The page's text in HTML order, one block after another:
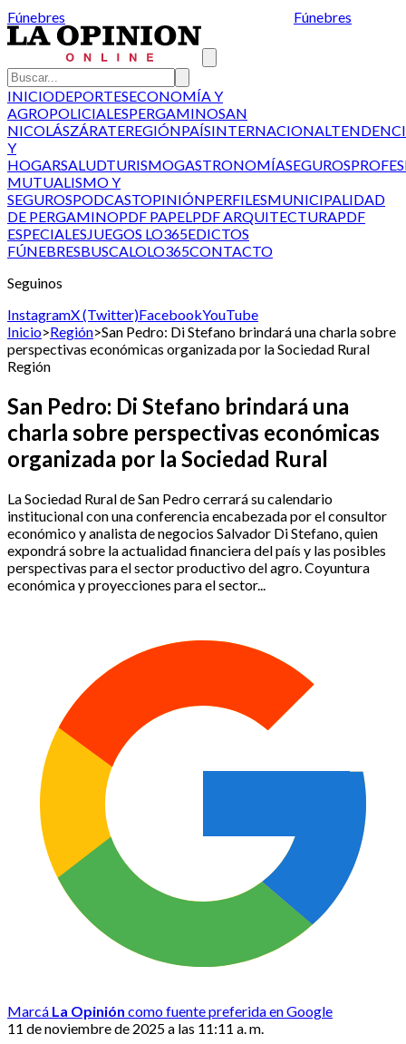
Fúnebres Fúnebres
INICIODEPORTESECONOMÍA Y
AGROPOLICIALESPERGAMINOSAN
NICOLÁSZÁRATEREGIÓNPAÍSINTERNACIONAL
Y
HOGARSALUDTURISMOGASTRONOMÍASEGUROS
MUTUALISMO Y
SEGUROSPODCASTOPINIÓNPERFILESMUNICIPALIDAD
DE PERGAMINOPDF PAPELPDF ARQUITECTURAPDF
ESPECIALESJUEGOS LO365EDICTOS
FÚNEBRESBUSCALOLO365CONTACTO
Seguinos
InstagramX (Twitter)FacebookYouTube
Inicio>Región>San Pedro: Di Stefano brindará una charla sobre
perspectivas económicas organizada por la Sociedad Rural
Región
San Pedro: Di Stefano brindará una
charla sobre perspectivas económicas
organizada por la Sociedad Rural
La Sociedad Rural de San Pedro cerrará su calendario
institucional con una conferencia encabezada por el consultor
económico y analista de negocios Salvador Di Stefano, quien
expondrá sobre la actualidad financiera del país y las posibles
perspectivas para el sector productivo del agro. Coyuntura
económica y proyecciones para el sector...
Marcá La Opinión como fuente preferida en Google
11 de noviembre de 2025 a las 11:11 a. m.